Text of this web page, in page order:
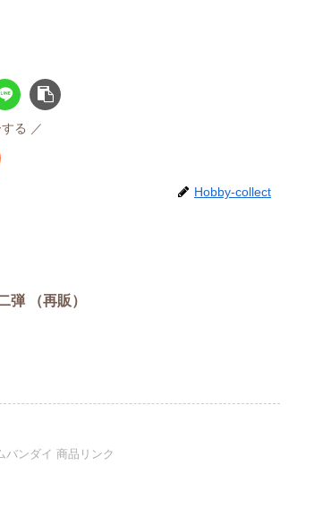
る
Hobby-collect
弾 （再販）
バンダイ 商品リンク